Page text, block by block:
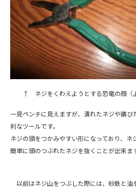
↑ ネジをくわえようとする恐竜の顔（よ
一見ペンチに見えますが、潰れたネジや錆
利なツールです。
ネジの頭をつかみやすい形になっており、ネ
簡単に頭のつぶれたネジを抜くことが出来ま
以前はネジ山をつぶした際には、砂鉄と油